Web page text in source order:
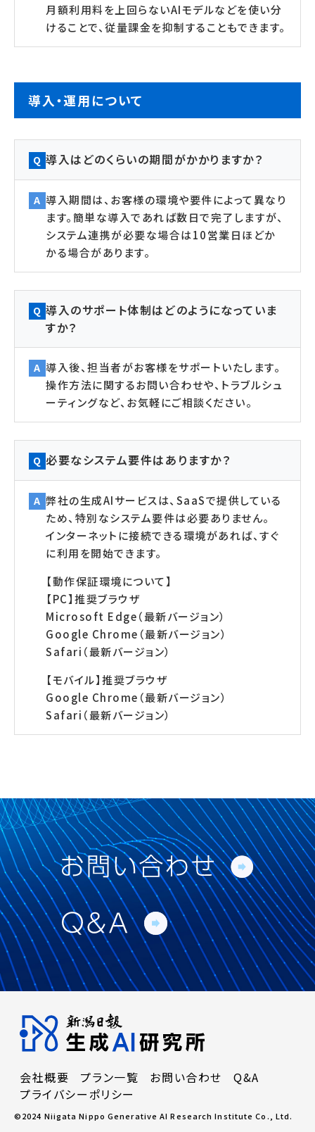
月額利用料を上回らないAIモデルなどを使い分
けることで、従量課金を抑制することもできます。
導入・運用について
Q 導入はどのくらいの期間がかかりますか？
A 導入期間は、お客様の環境や要件によって異なり
ます。簡単な導入であれば数日で完了しますが、
システム連携が必要な場合は10営業日ほどか
かる場合があります。
Q 導入のサポート体制はどのようになっていま
すか？
A 導入後、担当者がお客様をサポートいたします。
操作方法に関するお問い合わせや、トラブルシュ
ーティングなど、お気軽にご相談ください。
Q 必要なシステム要件はありますか？
A 弊社の生成AIサービスは、SaaSで提供している
ため、特別なシステム要件は必要ありません。
インターネットに接続できる環境があれば、すぐ
に利用を開始できます。
【動作保証環境について】
【PC】推奨ブラウザ
Microsoft Edge（最新バージョン）
Google Chrome（最新バージョン）
Safari（最新バージョン）
【モバイル】推奨ブラウザ
Google Chrome（最新バージョン）
Safari（最新バージョン）
会社概要 プラン一覧 お問い合わせ
Q&A
プライバシーポリシー
©2024 Niigata Nippo Generative AI Research Institute Co., Ltd.